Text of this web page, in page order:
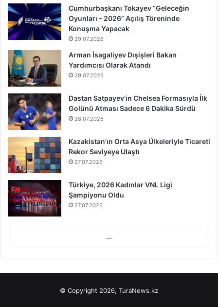
Cumhurbaşkanı Tokayev “Geleceğin
Oyunları – 2026” Açılış Töreninde
Konuşma Yapacak
29.07.2026
Arman İsagaliyev Dışişleri Bakan
Yardımcısı Olarak Atandı
29.07.2026
Dastan Satpayev’in Chelsea Formasıyla İlk
Golünü Atması Sadece 6 Dakika Sürdü
28.07.2026
Kazakistan’ın Orta Asya Ülkeleriyle Ticareti
Rekor Seviyeye Ulaştı
27.07.2026
Türkiye, 2026 Kadınlar VNL Ligi
Şampiyonu Oldu
27.07.2026
...
© Copyright 2026, TuraNews.kz